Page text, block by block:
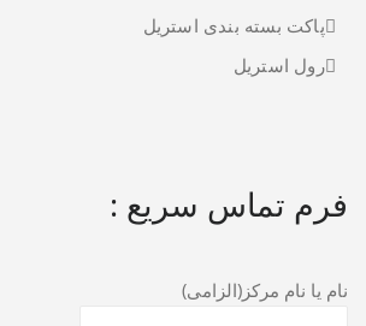
پاکت بسته بندی استریل
رول استریل
فرم تماس سریع :
نام یا نام مرکز(الزامی)